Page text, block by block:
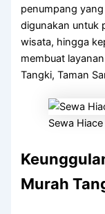
penumpang
digunakan untuk
wisata, hingga
membuat
Tangki, Taman
Sewa
Murah